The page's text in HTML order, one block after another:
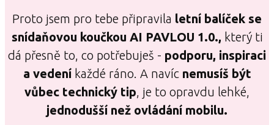
Proto jsem pro tebe připravila letní balíček se
snídaňovou koučkou AI PAVLOU 1.0., který ti
dá přesně to, co potřebuješ - podporu, inspiraci
a vedeníkaždé ráno. A navíc nemusíš být
vůbec technický tip, je to opravdu lehké,
jednodušší než ovládání mobilu.